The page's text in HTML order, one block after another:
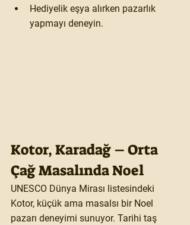
Hediyelik eşya alırken pazarlık
yapmayı deneyin.
Kotor, Karadağ – Orta
Çağ Masalında Noel
UNESCO Dünya Mirası listesindeki
Kotor, küçük ama masalsı bir Noel
pazarı deneyimi sunuyor. Tarihi taş